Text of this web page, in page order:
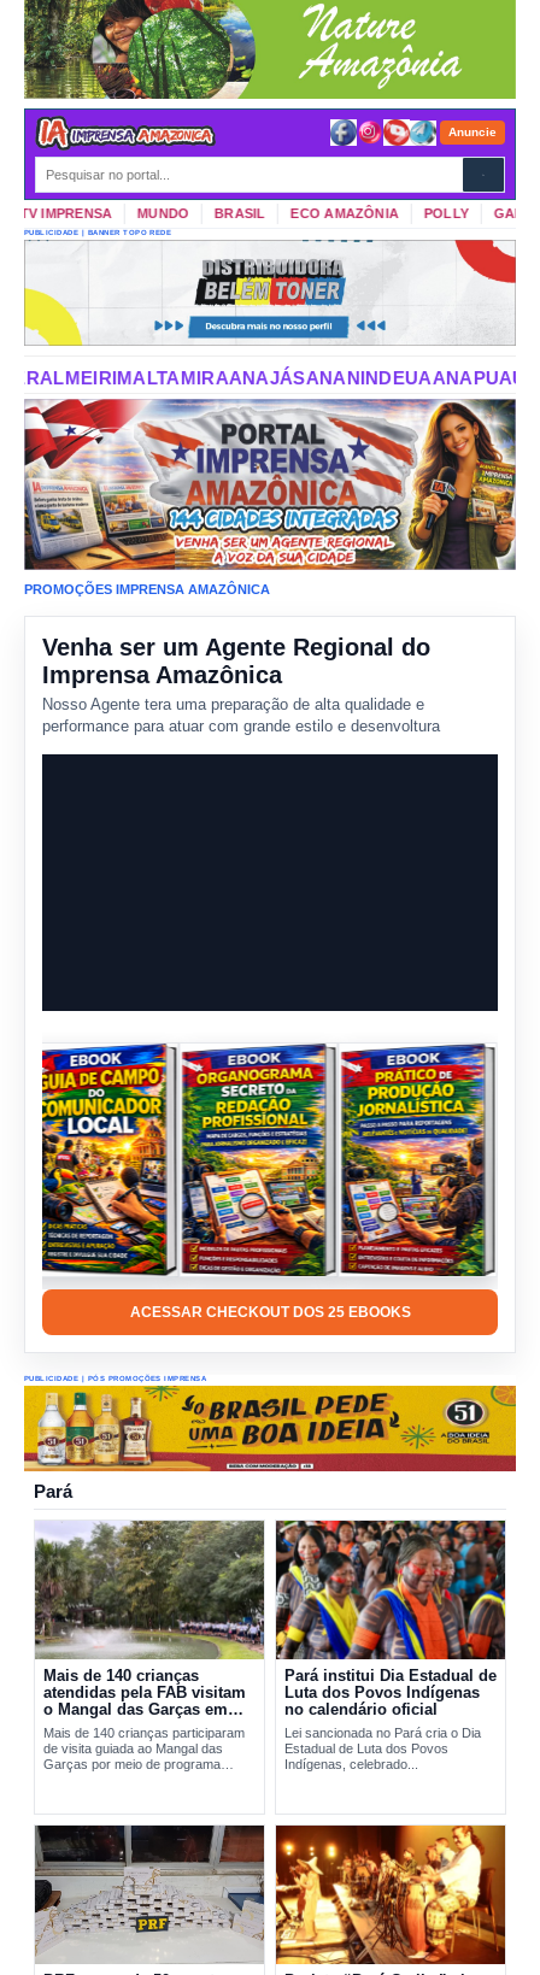
Anuncie
TV IMPRENSA MUNDO BRASIL ECO AMAZÔNIA POLLY
PUBLICIDADE | BANNER TOPO REDE
ANAJÁSANANINDEUAANAPUAUGUSTO CORRÊA
PROMOÇÕES IMPRENSA AMAZÔNICA
Venha ser um Agente Regional do
Imprensa Amazônica
Nosso Agente tera uma preparação de alta qualidade e
performance para atuar com grande estilo e desenvoltura
ACESSAR CHECKOUT DOS 25 EBOOKS
PUBLICIDADE | PÓS PROMOÇÕES IMPRENSA
Pará
Mais de 140 crianças
atendidas pela FAB visitam
o Mangal das Garças em
Belém
Mais de 140 crianças participaram
de visita guiada ao Mangal das
Garças por meio de programa
Pará institui Dia Estadual de
Luta dos Povos Indígenas
no calendário oficial
Lei sancionada no Pará cria o Dia
Estadual de Luta dos Povos
Indígenas, celebrado...